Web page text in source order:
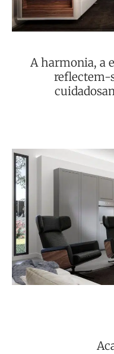
A harmonia, a
reflectem-